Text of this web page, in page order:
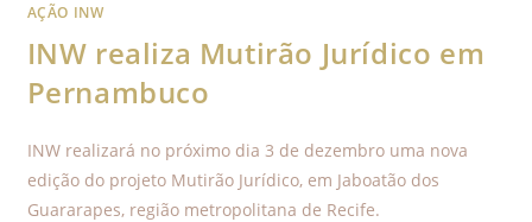
AÇÃO INW
INW realiza Mutirão Jurídico em
Pernambuco
INW realizará no próximo dia 3 de dezembro uma nova
edição do projeto Mutirão Jurídico, em Jaboatão dos
Guararapes, região metropolitana de Recife.